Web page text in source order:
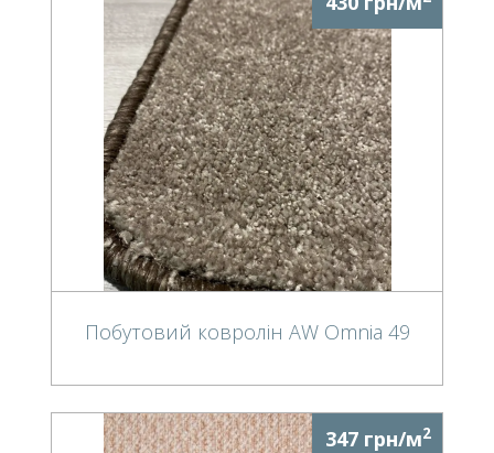
Побутовий ковролін AW Omnia 49
347 грн/м2